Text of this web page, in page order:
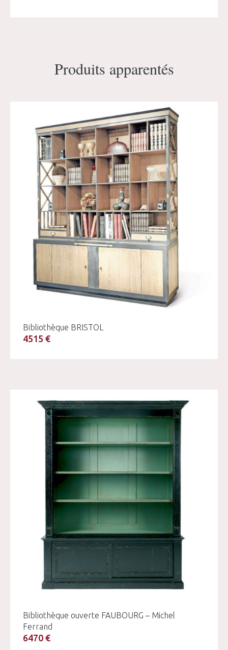
Produits apparentés
Bibliothèque BRISTOL
4515 €
Bibliothèque ouverte FAUBOURG – Michel
Ferrand
6470 €